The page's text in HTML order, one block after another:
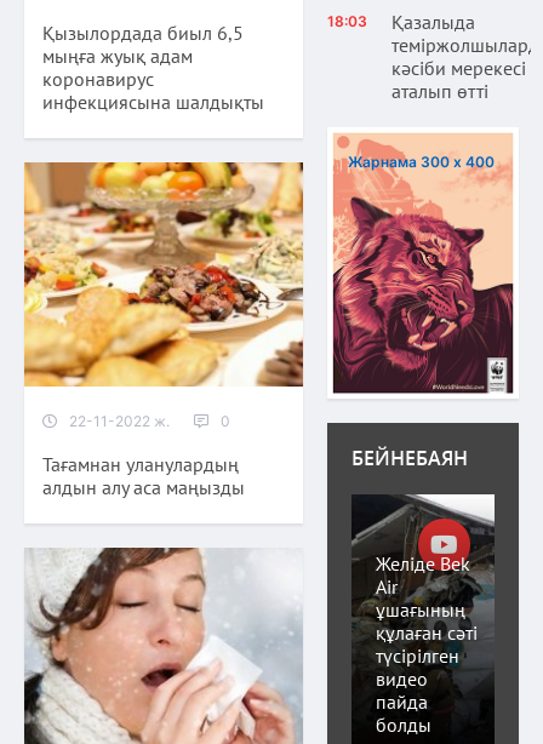
Қызылордада биыл 6,5
мыңға жуық адам
коронавирус
инфекциясына шалдықты
22-11-2022 ж. 0
Тағамнан уланулардың
алдын алу аса маңызды
18:03
Қазалыда
кәсіби мерекесі
аталып өтті
Жарнама 300 х 400
БЕЙНЕБАЯН
Желіде Bek
Air
ұшағының
құлаған сәті
түсірілген
видео
пайда
болды